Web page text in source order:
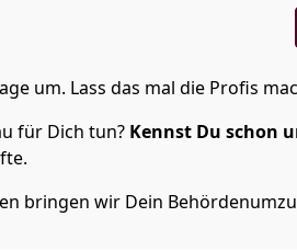
um. Lass das mal die Profis
für Dich tun? Kennst Du schon
bringen wir Dein